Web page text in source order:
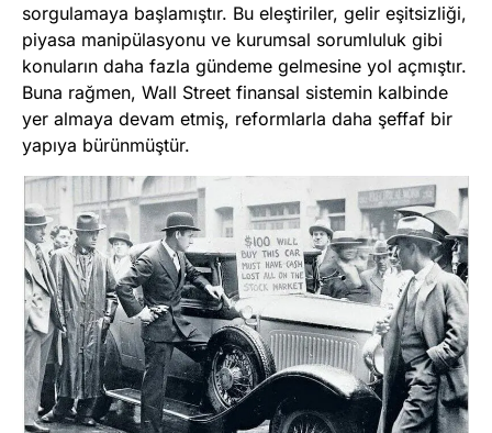
sorgulamaya başlamıştır. Bu eleştiriler, gelir eşitsizliği,
piyasa manipülasyonu ve kurumsal sorumluluk gibi
konuların daha fazla gündeme gelmesine yol açmıştır.
Buna rağmen, Wall Street finansal sistemin kalbinde
yer almaya devam etmiş, reformlarla daha şeffaf bir
yapıya bürünmüştür.